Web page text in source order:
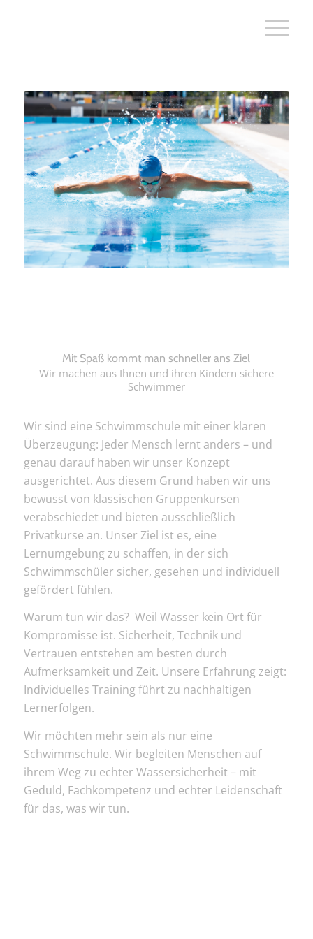
Mit Spaß kommt man schneller ans Ziel
Wir machen aus Ihnen und ihren Kindern sichere
Schwimmer
Wir sind eine Schwimmschule mit einer klaren
Überzeugung: Jeder Mensch lernt anders – und
genau darauf haben wir unser Konzept
ausgerichtet. Aus diesem Grund haben wir uns
bewusst von klassischen Gruppenkursen
verabschiedet und bieten ausschließlich
Privatkurse an. Unser Ziel ist es, eine
Lernumgebung zu schaffen, in der sich
Schwimmschüler sicher, gesehen und individuell
gefördert fühlen.
Warum tun wir das? Weil Wasser kein Ort für
Kompromisse ist. Sicherheit, Technik und
Vertrauen entstehen am besten durch
Aufmerksamkeit und Zeit. Unsere Erfahrung zeigt:
Individuelles Training führt zu nachhaltigen
Lernerfolgen.
Wir möchten mehr sein als nur eine
Schwimmschule. Wir begleiten Menschen auf
ihrem Weg zu echter Wassersicherheit – mit
Geduld, Fachkompetenz und echter Leidenschaft
für das, was wir tun.